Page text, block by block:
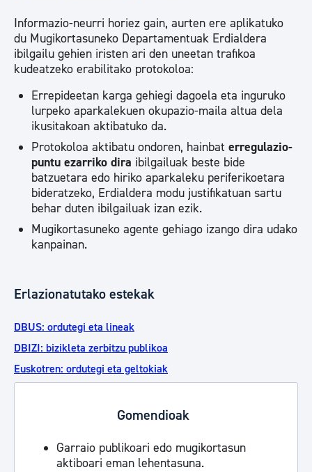
Informazio-neurri horiez gain, aurten ere aplikatuko
du Mugikortasuneko Departamentuak Erdialdera
ibilgailu gehien iristen ari den uneetan trafikoa
kudeatzeko erabilitako protokoloa:
Errepideetan karga gehiegi dagoela eta inguruko
lurpeko aparkalekuen okupazio-maila altua dela
ikusitakoan aktibatuko da.
Protokoloa aktibatu ondoren, hainbat erregulazio-
puntu ezarriko dira ibilgailuak beste bide
batzuetara edo hiriko aparkaleku periferikoetara
bideratzeko, Erdialdera modu justifikatuan sartu
behar duten ibilgailuak izan ezik.
Mugikortasuneko agente gehiago izango dira udako
kanpainan.
Erlazionatutako estekak
DBUS: ordutegi eta lineak
DBIZI: bizikleta zerbitzu publikoa
Euskotren: ordutegi eta geltokiak
Gomendioak
Garraio publikoari edo mugikortasun
aktiboari eman lehentasuna.